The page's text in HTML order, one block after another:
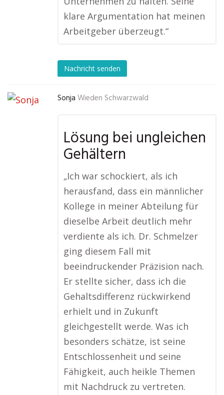
klare Argumentation hat meinen
Arbeitgeber überzeugt.“
Nachricht senden
Sonja Wieden Schwarzwald
Lösung bei ungleichen
Gehältern
„Ich war schockiert, als ich
herausfand, dass ein männlicher
Kollege in meiner Abteilung für
dieselbe Arbeit deutlich mehr
verdiente als ich. Dr. Schmelzer
ging diesem Fall mit
beeindruckender Präzision nach.
Er stellte sicher, dass ich die
Gehaltsdifferenz rückwirkend
erhielt und in Zukunft
gleichgestellt werde. Was ich
besonders schätze, ist seine
Entschlossenheit und seine
Fähigkeit, auch heikle Themen
mit Nachdruck zu vertreten.